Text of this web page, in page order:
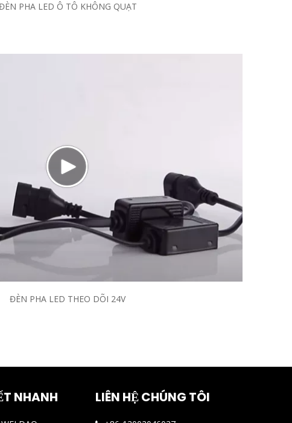
PHA LED Ô TÔ KHÔNG QUẠT
ĐÈN PHA LED THEO DÕI 24V
NHANH LIÊN HỆ CHÚNG TÔI